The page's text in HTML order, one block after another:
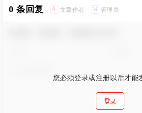
0 条回复 A 文章作者 M 管理员
您必须登录或注册以后才能
登录